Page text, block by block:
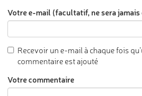
Votre e-mail (facultatif, ne sera
Recevoir un e-mail à chaque fois
commentaire est ajouté
Votre commentaire